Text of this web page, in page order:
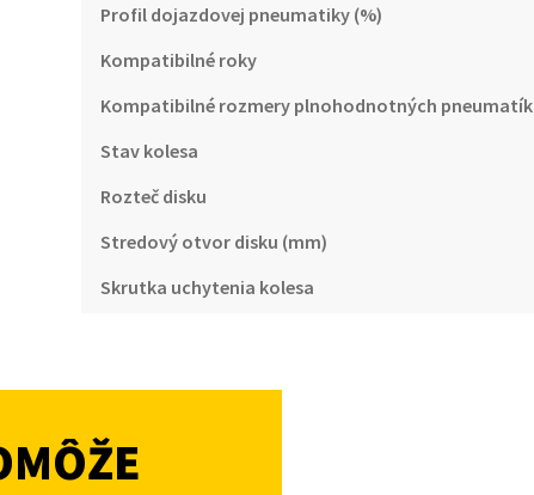
Profil dojazdovej pneumatiky (%)
Kompatibilné roky
Kompatibilné rozmery plnohodnotných pneumatík
Stav kolesa
Rozteč disku
Stredový otvor disku (mm)
Skrutka uchytenia kolesa